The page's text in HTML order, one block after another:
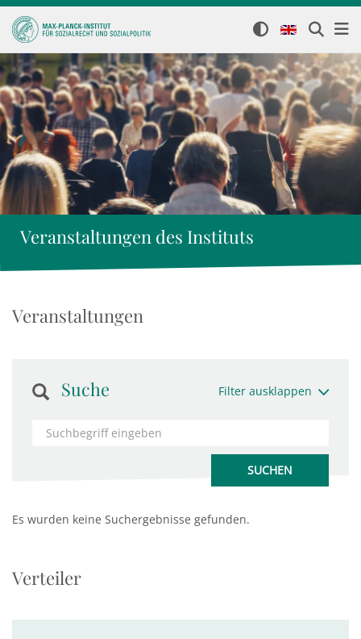
Veranstaltungen des Instituts
Veranstaltungen
Suche Filter ausklappen
Es wurden keine Suchergebnisse gefunden.
Verteiler